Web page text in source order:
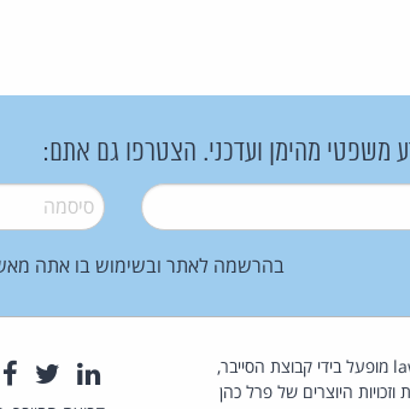
משפטי מהימן ועדכני. הצטרפו גם אתם:
סיסמה*
בהרשמה לאתר ובשימוש בו אתה
law.co.il מופעל בידי קבוצת הסייבר,
וזכויות היוצרים של פרל כהן